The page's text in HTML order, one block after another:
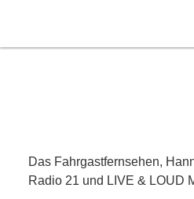
Das Fahrgastfernsehen,
Radio 21 und LIVE & LOUD